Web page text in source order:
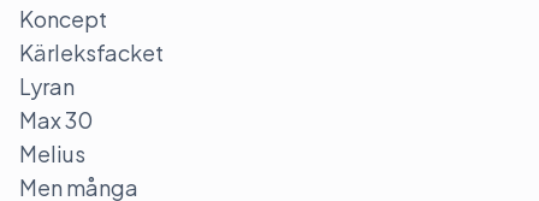
Koncept
Kärleksfacket
Lyran
Max 30
Melius
Men många